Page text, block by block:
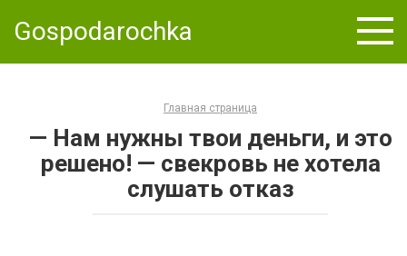
Gospodarochka
Главная страница
— Нам нужны твои деньги, и это
решено! — свекровь не хотела
слушать отказ